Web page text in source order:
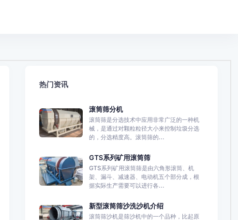
热门资讯
滚筒筛分机
滚筒筛是分选技术中应用非常广泛的一种机
械，是通过对颗粒粒径大小来控制垃圾分选
的，分选精度高。滚筒筛的...
GTS系列矿用滚筒筛
GTS系列矿用滚筒筛是由六角形滚筒、机
架、漏斗、减速器、电动机五个部分成，根
据实际生产需要可以进行各...
新型滚筒筛沙洗沙机介绍
滚筒筛沙机是筛沙机中的一个品种，比起原